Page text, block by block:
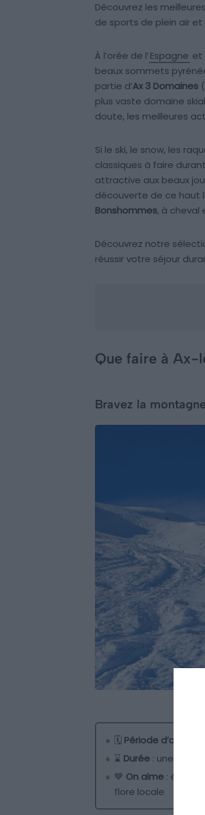
Découvrez les
de sports de plein air
À l’orée de l’Espagne et
beaux sommets
partie d’Ax 3 Domaines
plus vaste domaine
doute, les meilleures
Si le ski, le snow, les
classiques à faire
attractive aux beaux
découverte de ce haut
Bonshommes, à cheval
Découvrez notre
réussir votre séjour
Que faire à Ax-
Bravez la
🗓️ Période
⌛ Durée : une journée
💙 On aime :
flore locale